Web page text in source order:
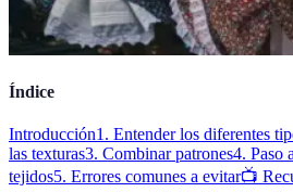
Índice
Introducción1. Entender los diferentes
las texturas3. Combinar patrones4. Paso
tejidos5. Errores comunes a evitar📺